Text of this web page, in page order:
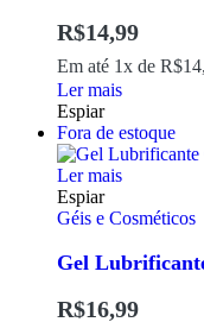
R$14,99
Em até 1x de R$
Ler mais
Espiar
Fora de estoque
Ler mais
Espiar
Géis e Cosméticos
Gel
R$16,99